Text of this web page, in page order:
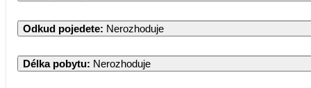
Odkud pojedete: Nerozhoduje
Délka pobytu: Nerozhoduje